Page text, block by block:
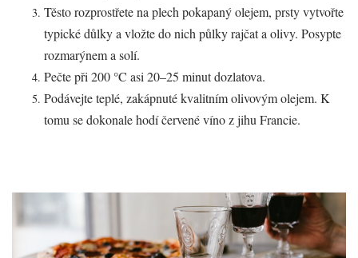
Těsto rozprostřete na plech pokapaný olejem, prsty vytvořte
typické důlky a vložte do nich půlky rajčat a olivy. Posypte
rozmarýnem a solí.
Pečte při 200 °C asi 20–25 minut dozlatova.
Podávejte teplé, zakápnuté kvalitním olivovým olejem. K
tomu se dokonale hodí červené víno z jihu Francie.